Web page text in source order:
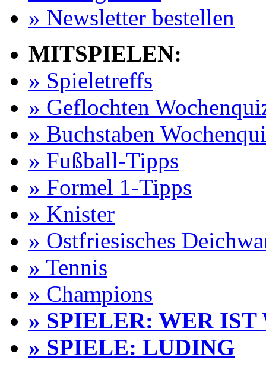
» Newsletter bestellen
MITSPIELEN:
» Spieletreffs
» Geflochten
» Buchstaben
» Fußball-Tipps
» Formel 1-Tipps
» Knister
» Ostfriesisches
» Tennis
» Champions
» SPIELER: WER IST
» SPIELE: LUDING